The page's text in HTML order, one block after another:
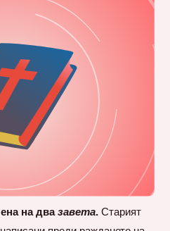
на двазавета. Старият